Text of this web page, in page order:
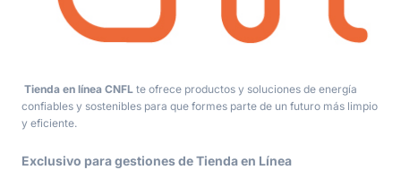
Tienda en línea CNFL te ofrece productos y soluciones de energía
confiables y sostenibles para que formes parte de un futuro más limpio
y eficiente.
Exclusivo para gestiones de Tienda en Línea